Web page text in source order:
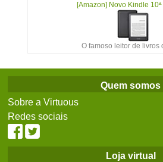
[Amazon] Novo Kindle
O famoso leitor de livros
Quem somos
Sobre a Virtuous
Redes sociais
Loja virtual